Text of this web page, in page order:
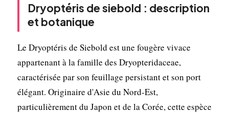
Dryoptéris de siebold : description
et botanique
Le Dryoptéris de Siebold est une fougère vivace
appartenant à la famille des Dryopteridaceae,
caractérisée par son feuillage persistant et son port
élégant. Originaire d'Asie du Nord-Est,
particulièrement du Japon et de la Corée, cette espèce